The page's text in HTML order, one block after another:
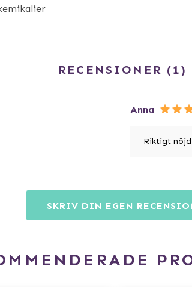
RECENSIONER 1
Anna
Riktigt nöjd
SKRIV DIN EGEN